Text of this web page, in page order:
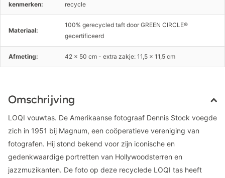
kenmerken:
recycle
Materiaal:
100% gerecycled taft door GREEN CIRCLE®
gecertificeerd
Afmeting: 42 x 50 cm - extra zakje: 11,5 x 11,5 cm
Omschrijving
LOQI vouwtas. De Amerikaanse fotograaf Dennis Stock voegde
zich in 1951 bij Magnum, een coöperatieve vereniging van
fotografen. Hij stond bekend voor zijn iconische en
gedenkwaardige portretten van Hollywoodsterren en
jazzmuzikanten. De foto op deze recyclede LOQI tas heeft